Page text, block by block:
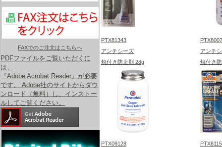
FAXでのご注文はこちらへ
PDFファイルをご覧いただくに
は、
『Adobe Acrobat Reader』が必要
です。 Adobe社のサイトからダウ
ンロード（無料）し、インストー
ルしてご覧ください。
PTX81343
アンチシーズ
焼付き防止剤 28g
アンチ
焼付き
PTX09128